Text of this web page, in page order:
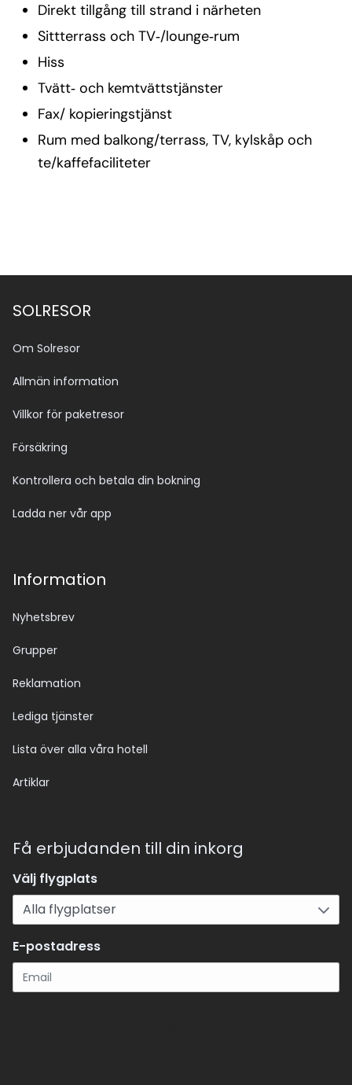
Direkt tillgång till strand i närheten
Sittterrass och TV‑/lounge‑rum
Hiss
Tvätt‑ och kemtvättstjänster
Fax/ kopieringstjänst
Rum med balkong/terrass, TV, kylskåp och
te/kaffefaciliteter
SOLRESOR
Om Solresor
Allmän information
Villkor för paketresor
Försäkring
Kontrollera och betala din bokning
Ladda ner vår app
Information
Nyhetsbrev
Grupper
Reklamation
Lediga tjänster
Lista över alla våra hotell
Artiklar
Få erbjudanden till din inkorg
Välj flygplats
E-postadress